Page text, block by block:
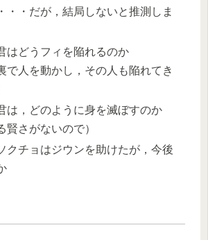
・・だが，結局しないと推測しま
はどうフィを陥れるのか
で人を動かし，その人も陥れてき
は，どのように身を滅ぼすのか
賢さがないので）
クチョはジウンを助けたが，今後